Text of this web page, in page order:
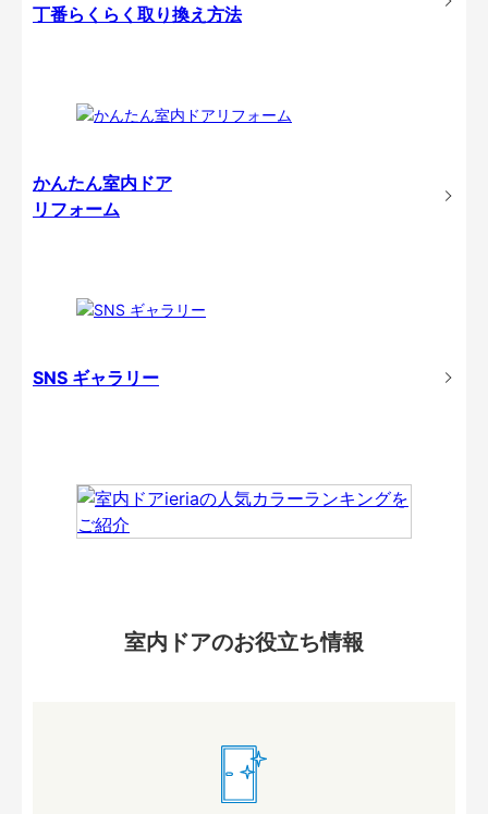
丁番らくらく取り換え方法
かんたん室内ドア
リフォーム
SNS ギャラリー
室内ドアのお役立ち情報